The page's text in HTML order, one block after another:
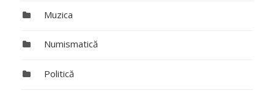
Muzica
Numismatică
Politică